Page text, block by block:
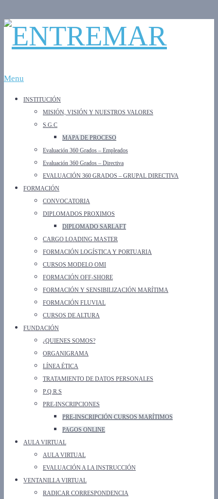
Menu
INSTITUCIÓN
MISIÓN, VISIÓN Y NUESTROS VALORES
S.G.C
MAPA DE PROCESO
Evaluación 360 Grados – Empleados
Evaluación 360 Grados – Directiva
EVALUACIÓN 360 GRADOS – GRUPAL DIRECTIVA
FORMACIÓN
CONVOCATORIA
DIPLOMADOS PROXIMOS
DIPLOMADO SARLAFT
CARGO LOADING MASTER
FORMACIÓN LOGÍSTICA Y PORTUARIA
CURSOS MODELO OMI
FORMACIÓN OFF-SHORE
FORMACIÓN Y SENSIBILIZACIÓN MARÍTIMA
FORMACIÓN FLUVIAL
CURSOS DE ALTURA
FUNDACIÓN
¿QUIENES SOMOS?
ORGANIGRAMA
LÍNEA ÉTICA
TRATAMIENTO DE DATOS PERSONALES
P.Q.R.S
PRE-INSCRIPCIONES
PRE-INSCRIPCIÓN CURSOS MARÍTIMOS
PAGOS ONLINE
AULA VIRTUAL
AULA VIRTUAL
EVALUACIÓN A LA INSTRUCCIÓN
VENTANILLA VIRTUAL
RADICAR CORRESPONDENCIA